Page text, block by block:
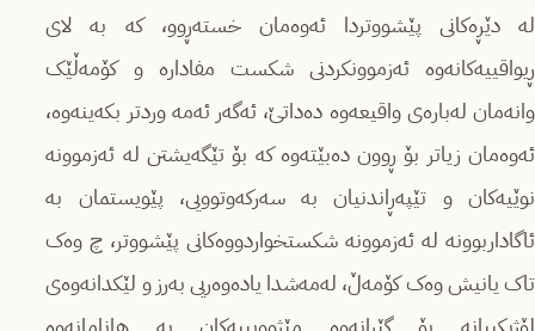
لە دێڕەکانی پێشووتردا ئەوەمان خستەڕوو، کە بە لای
ڕیواقییەکانەوە ئەزموونکردنی شکست مفادارە و کۆمەڵێک
وانەمان لەبارەی واقیعەوە دەداتێ، ئەگەر ئەمە وردتر بکەینەوە،
ئەوەمان زیاتر بۆ ڕوون دەبێتەوە کە بۆ تێگەیشتن لە ئەزموونە
نوێیەکان و تێپەڕاندنیان بە سەرکەوتوویی، پێویستمان بە
ئاگاداربوونە لە ئەزموونە شکستخواردووەکانی پێشووتر، چ وەک
تاک یانیش وەک کۆمەڵ، لەمەشدا یادەوەریی بەرز و لێکدانەوەی